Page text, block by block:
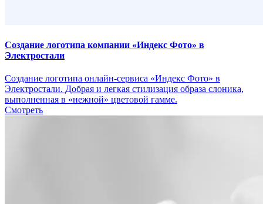
Создание логотипа компании «Индекс Фото» в
Электростали
Создание логотипа онлайн-сервиса «Индекс Фото» в
Электростали. Добрая и легкая стилизация образа слоника,
выполненная в «нежной» цветовой гамме.
Смотреть